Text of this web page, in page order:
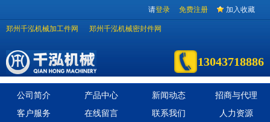
请登录 免费注册 加入收藏
郑州千泓机械加工件网 郑州千泓机械密封件网
13043718886
公司简介 产品中心 新闻动态
招商与代理
客户服务
在线留言 联系我们 人力资源